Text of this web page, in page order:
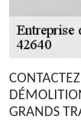
GRANDS